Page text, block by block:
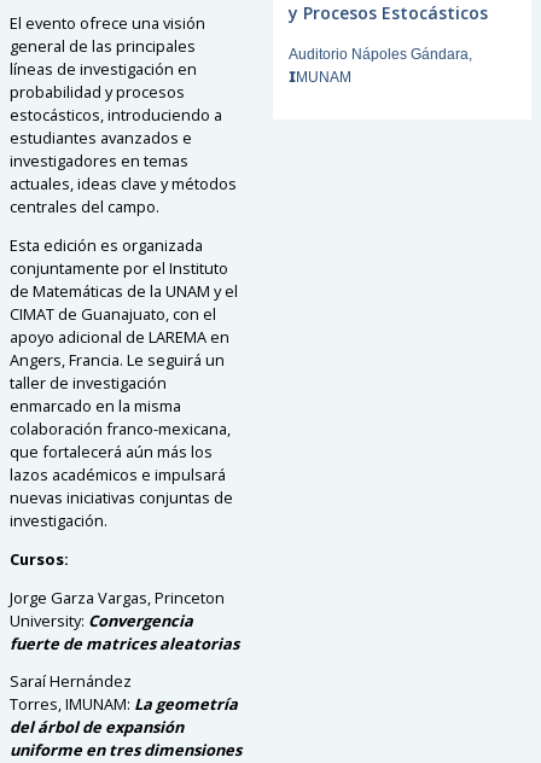
El evento ofrece una visión
general de las principales
líneas de investigación en
probabilidad y procesos
estocásticos, introduciendo a
estudiantes avanzados e
investigadores en temas
actuales, ideas clave y métodos
centrales del campo.
Esta edición es organizada
conjuntamente por el Instituto
de Matemáticas de la UNAM y el
CIMAT de Guanajuato, con el
apoyo adicional de LAREMA en
Angers, Francia. Le seguirá un
taller de investigación
enmarcado en la misma
colaboración franco-mexicana,
que fortalecerá aún más los
lazos académicos e impulsará
nuevas iniciativas conjuntas de
investigación.
Cursos:
Jorge Garza Vargas,Princeton
University: Convergencia
fuerte de matrices aleatorias
Saraí Hernández
Torres,IMUNAM: La geometría
del árbol de expansión
uniforme en tres dimensiones
y Procesos Estocásticos
Auditorio Nápoles Gándara,
𝗜MUNAM